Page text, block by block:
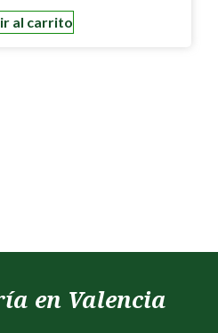
al carrito
en Valencia